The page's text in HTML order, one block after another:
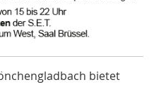
bietet